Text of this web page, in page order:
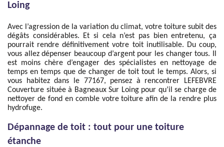
Loing
Avec l’agression de la variation du climat, votre toiture subit des
dégâts considérables. Et si cela n’est pas bien entretenu, ça
pourrait rendre définitivement votre toit inutilisable. Du coup,
vous allez dépenser beaucoup d’argent pour les changer tous. Il
est moins chère d’engager des spécialistes en nettoyage de
temps en temps que de changer de toit tout le temps. Alors, si
vous habitez dans le 77167, pensez à rencontrer LEFEBVRE
Couverture située à Bagneaux Sur Loing pour qu’il se charge de
nettoyer de fond en comble votre toiture afin de la rendre plus
hydrofuge.
Dépannage de toit : tout pour une toiture
étanche